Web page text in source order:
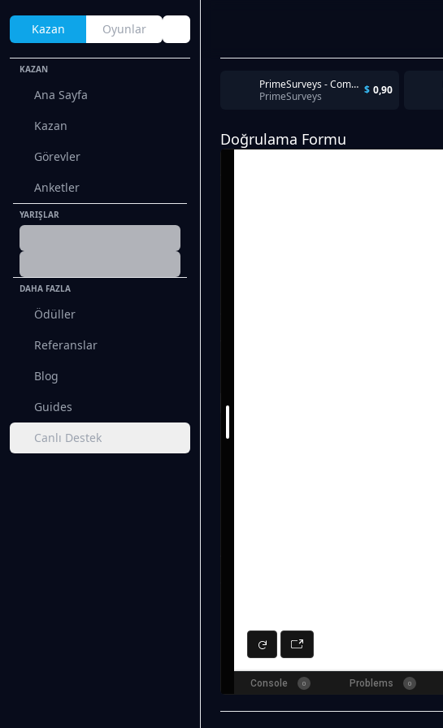
Kazan Oyunlar
KAZAN
Ana Sayfa
Kazan
Görevler
Anketler
YARIŞLAR
DAHA FAZLA
Ödüller
Referanslar
Blog
Guides
Canlı Destek
PrimeSurveys - Completion
PrimeSurveys
$ 0,90
Doğrulama Formu